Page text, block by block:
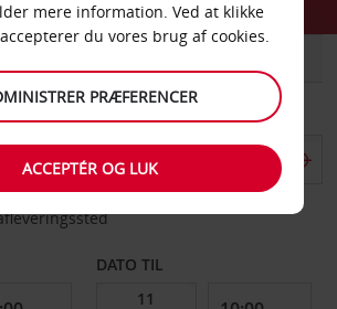
DATO TIL
mere information. Ved at klikke
accepterer du vores brug af cookies.
PRÆFERENCER
ACCEPTÉR OG LUK